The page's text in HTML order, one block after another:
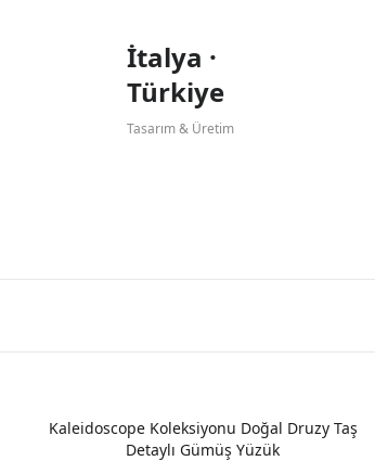
İtalya ·
Türkiye
Tasarım & Üretim
Kaleidoscope Koleksiyonu Doğal Druzy Taş
Detaylı Gümüş Yüzük